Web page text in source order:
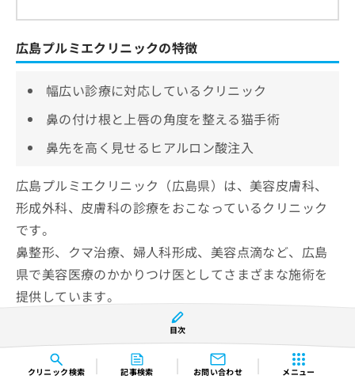
クリニック検索 記事検索 お問い合わせ メニュー
広島プルミエクリニックの特徴
幅広い診療に対応しているクリニック
鼻の付け根と上唇の角度を整える猫手術
鼻先を高く見せるヒアルロン酸注入
広島プルミエクリニック（広島県）は、美容皮膚科、
形成外科、皮膚科の診療をおこなっているクリニック
です。
鼻整形、クマ治療、婦人科形成、美容点滴など、広島
県で美容医療のかかりつけ医としてさまざまな施術を
提供しています。
鼻整形では、鼻の付け根と上唇の角度を整える猫手術
（鼻柱基部下降術、鼻唇角矯正術、Cカール形成術な
目次